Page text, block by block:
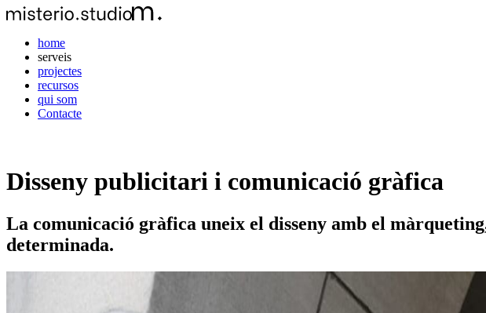
home
serveis
projectes
recursos
qui som
Contacte
Disseny publicitari i comunicació gràfica
La comunicació gràfica uneix el disseny amb el
determinada.